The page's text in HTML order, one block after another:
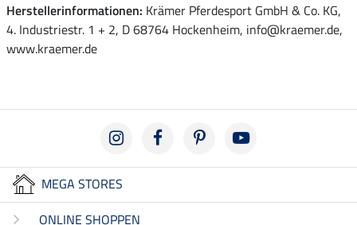
Herstellerinformationen: Krämer Pferdesport GmbH & Co. KG,
4. Industriestr. 1 + 2, D 68764 Hockenheim, info@kraemer.de,
www.kraemer.de
MEGA STORES
ONLINE SHOPPEN